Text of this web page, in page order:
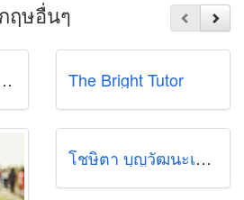
ฤษอื่นๆ
อย (ชอปเปอร์) The Bright Tutor
โชษิตา บุญวัฒนะเมธา (แจม)